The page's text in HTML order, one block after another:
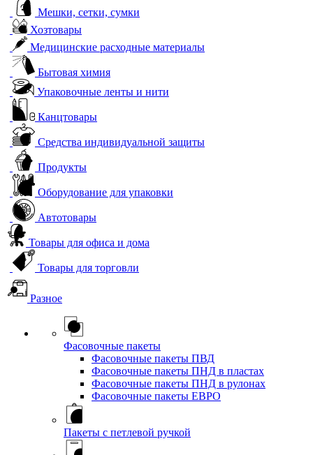
Мешки, сетки, сумки
Хозтовары
Медицинские расходные материалы
Бытовая химия
Упаковочные ленты и нити
Канцтовары
Средства индивидуальной защиты
Продукты
Оборудование для упаковки
Автотовары
Товары для офиса и дома
Товары для торговли
Разное
Фасовочные пакеты
Фасовочные пакеты ПВД
Фасовочные пакеты ПНД в пластах
Фасовочные пакеты ПНД в рулонах
Фасовочные пакеты ЕВРО
Пакеты с петлевой ручкой